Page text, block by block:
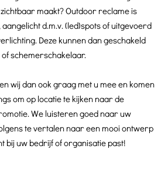
maakt? Outdoor reclame is
d.m.v. (led)spots of uitgevoerd
Deze kunnen dan geschakeld
schemerschakelaar.
wij dan ook graag met u mee en komen
om op locatie te kijken naar de
We luisteren goed naar uw
te vertalen naar een mooi ontwerp
bij uw bedrijf of organisatie past!